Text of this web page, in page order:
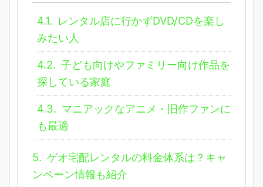
4.1. レンタル店に行かずDVD/CDを楽し
みたい人
4.2. 子ども向けやファミリー向け作品を
探している家庭
4.3. マニアックなアニメ・旧作ファンに
も最適
5. ゲオ宅配レンタルの料金体系は？キャ
ンペーン情報も紹介